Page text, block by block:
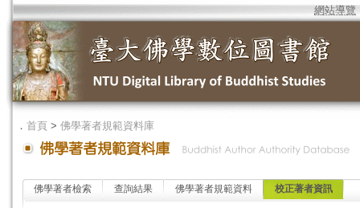
網站導覽
． 首頁 > 佛學著者規範資料庫
佛學著者檢索 查詢結果 佛學著者規範資料 校正著者資訊